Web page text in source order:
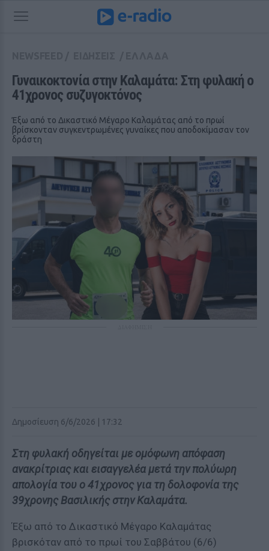
Γυναικοκτονία στην Καλαμάτα: Στη φυλακή ο
41χρονος συζυγοκτόνος
Έξω από το Δικαστικό Μέγαρο Καλαμάτας από το πρωί
βρίσκονταν συγκεντρωμένες γυναίκες που αποδοκίμασαν τον
δράστη
Δημοσίευση 6/6/2026 | 17:32
Στη φυλακή οδηγείται με ομόφωνη απόφαση
ανακρίτριας και εισαγγελέα μετά την πολύωρη
απολογία του ο 41χρονος για τη δολοφονία της
39χρονης Βασιλικής στην Καλαμάτα.
Έξω από το Δικαστικό Μέγαρο Καλαμάτας
βρισκόταν από το πρωί του Σαββάτου (6/6)